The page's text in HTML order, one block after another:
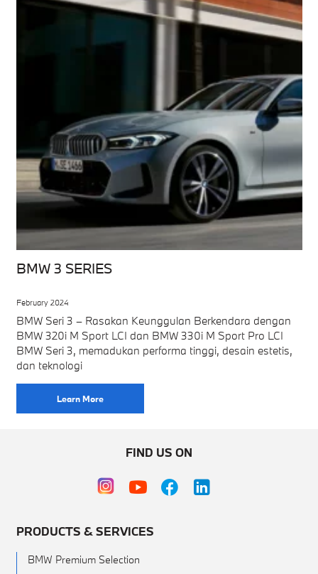
BMW 3 SERIES
February 2024
BMW Seri 3 – Rasakan Keunggulan Berkendara dengan
BMW 320i M Sport LCI dan BMW 330i M Sport Pro LCI
BMW Seri 3, memadukan performa tinggi, desain estetis,
dan teknologi
Learn More
FIND US ON
PRODUCTS & SERVICES
BMW Premium Selection